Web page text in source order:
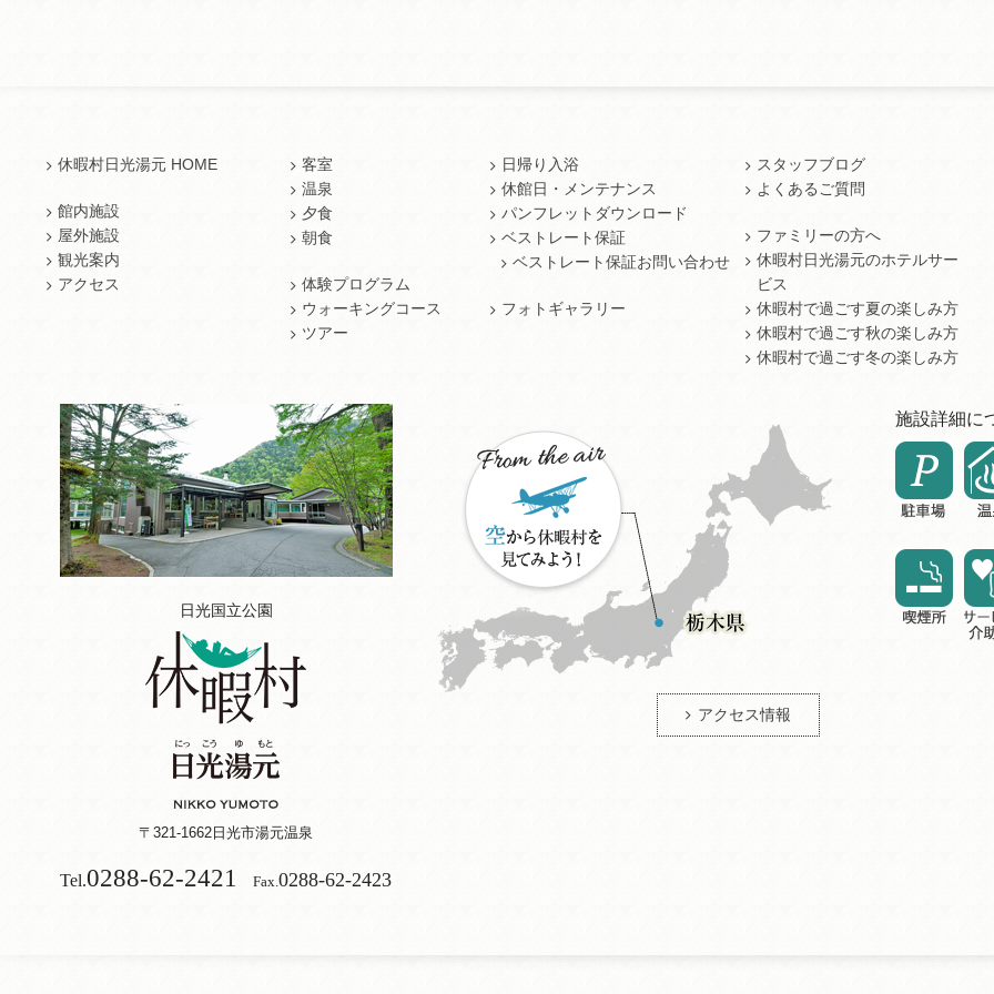
休暇村日光湯元 HOME
館内施設
屋外施設
観光案内
アクセス
客室
温泉
夕食
朝食
体験プログラム
ウォーキングコース
ツアー
日帰り入浴
休館日・メンテナンス
パンフレットダウンロード
ベストレート保証
ベストレート保証お問い合わせ
フォトギャラリー
スタッフブログ
よくあるご質問
ファミリーの方へ
休暇村日光湯元のホテルサー
ビス
休暇村で過ごす夏の楽しみ方
休暇村で過ごす秋の楽しみ方
休暇村で過ごす冬の楽しみ方
日光国立公園
〒321-1662日光市湯元温泉
Tel.0288-62-2421 Fax. 0288-62-2423
アクセス情報
施設詳細に